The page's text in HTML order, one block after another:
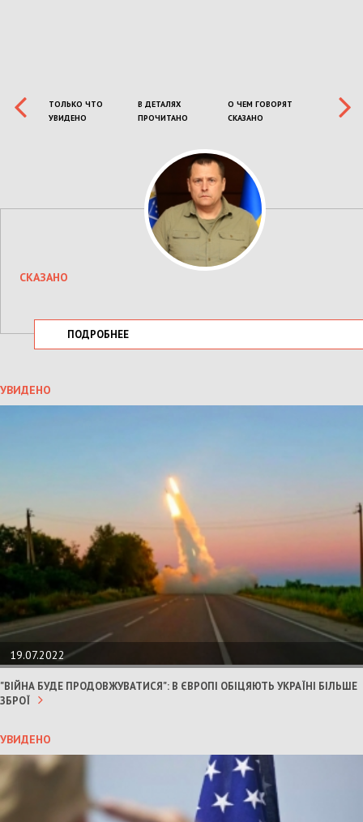
СКАЗАНО
ПОДРОБНЕЕ
УВИДЕНО
19.07.2022
"ВІЙНА БУДЕ ПРОДОВЖУВАТИСЯ": В ЄВРОПІ ОБІЦЯЮТЬ УКРАЇНІ БІЛЬШЕ
ЗБРОЇ
УВИДЕНО
ТОЛЬКО ЧТО В ДЕТАЛЯХ
О ЧЕМ ГОВОРЯТ
УВИДЕНО
ПРОЧИТАНО СКАЗАНО